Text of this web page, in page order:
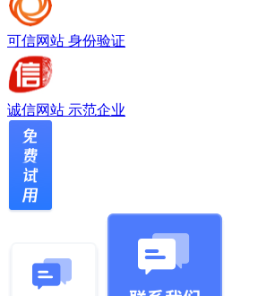
可信网站 身份验证
诚信网站 示范企业